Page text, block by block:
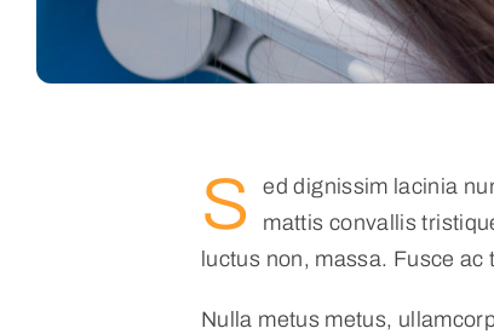
S
ed dignissim lacinia
mattis convallis
luctus non, massa. Fusce
Nulla metus metus,